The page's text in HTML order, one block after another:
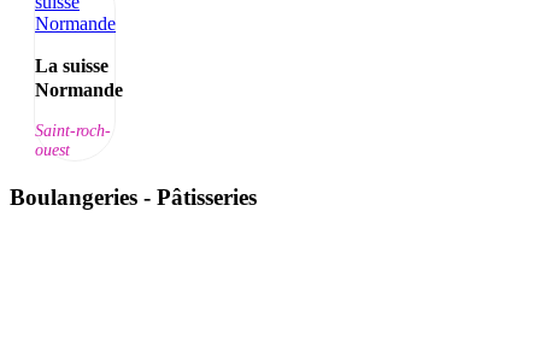
La suisse
Normande
Saint-roch-
ouest
Boulangeries - Pâtisseries